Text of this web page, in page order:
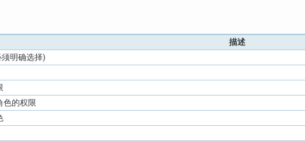
描述
明确选择)
色的权限